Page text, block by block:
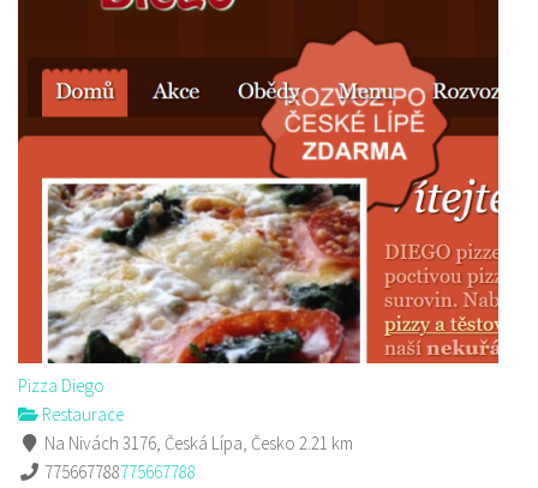
Pizza Diego
Restaurace
Na Nivách 3176, Česká Lípa, Česko 2.21 km
775667788775667788